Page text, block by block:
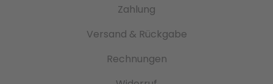
Zahlung
Versand & Rückgabe
Rechnungen